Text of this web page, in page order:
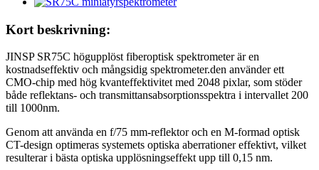
Kort beskrivning:
JINSP SR75C högupplöst fiberoptisk spektrometer är en
kostnadseffektiv och mångsidig spektrometer.den använder ett
CMO-chip med hög kvanteffektivitet med 2048 pixlar, som stöder
både reflektans- och transmittansabsorptionsspektra i intervallet 200
till 1000nm.
Genom att använda en f/75 mm-reflektor och en M-formad optisk
CT-design optimeras systemets optiska aberrationer effektivt, vilket
resulterar i bästa optiska upplösningseffekt upp till 0,15 nm.